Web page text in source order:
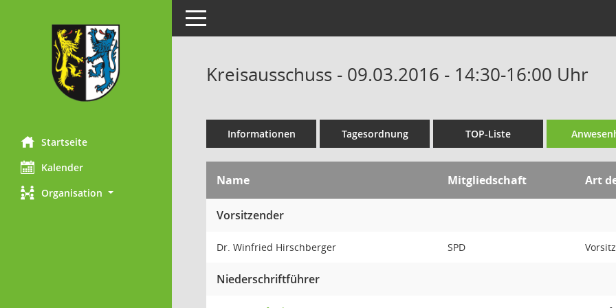
Startseite
Kalender
Organisation
Toggle navigation
Kreisausschuss - 09.03.2016 - 14:30-16:00 Uhr
Informationen Tagesordnung TOP-Liste
Name Mitgliedschaft Art
Vorsitzender
Dr. Winfried Hirschberger SPD Vorsitz
Niederschriftführer